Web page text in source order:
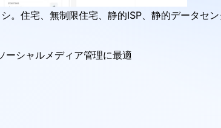
住宅、無制限住宅、静的ISP、静的データセ
ーシャルメディア管理に最適